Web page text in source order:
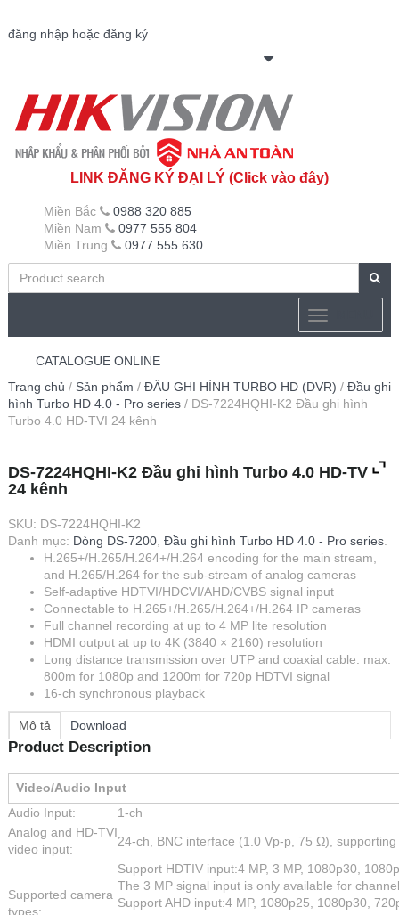
đăng nhập hoặc đăng ký
LINK ĐĂNG KÝ ĐẠI LÝ (Click vào đây)
Miền Bắc
0988 320 885
Miền Nam
0977 555 804
Miền Trung
0977 555 630
CATALOGUE ONLINE
Trang chủ / Sản phẩm / ĐẦU GHI HÌNH TURBO HD (DVR) / Đầu ghi
hình Turbo HD 4.0 - Pro series / DS-7224HQHI-K2 Đầu ghi hình
Turbo 4.0 HD-TVI 24 kênh
DS-7224HQHI-K2 Đầu ghi hình Turbo 4.0 HD-TVI
24 kênh
SKU: DS-7224HQHI-K2
Danh mục: Dòng DS-7200 Đầu ghi hình Turbo HD 4.0 - Pro series
H.265+/H.265/H.264+/H.264 encoding for the main stream,
and H.265/H.264 for the sub-stream of analog cameras
Self-adaptive HDTVI/HDCVI/AHD/CVBS signal input
Connectable to H.265+/H.265/H.264+/H.264 IP cameras
Full channel recording at up to 4 MP lite resolution
HDMI output at up to 4K (3840 × 2160) resolution
Long distance transmission over UTP and coaxial cable: max.
800m for 1080p and 1200m for 720p HDTVI signal
16-ch synchronous playback
Mô tả Download
Product Description
Video/Audio Input
Audio Input:
1-ch
Analog and HD-TVI
video input:
24-ch, BNC interface (1.0 Vp-p, 75 Ω),
Supported camera
types:
Support HDTIV input:4 MP, 3 MP, 1080p30,
The 3 MP signal input is only available for
Support AHD input:4 MP, 1080p25, 1080p30,